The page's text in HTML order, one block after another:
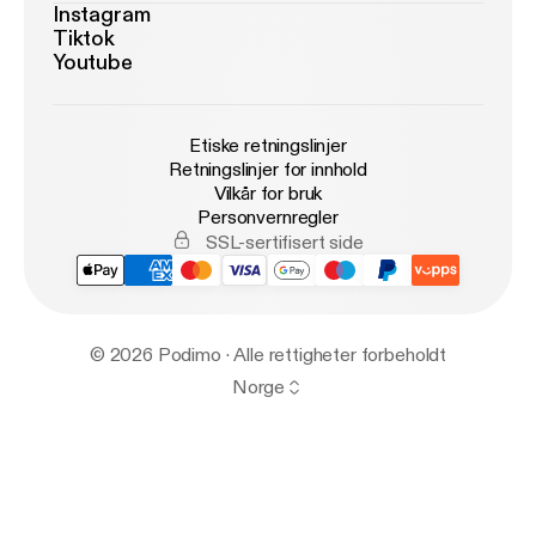
Instagram
Tiktok
Youtube
Etiske retningslinjer
Retningslinjer for innhold
Vilkår for bruk
Personvernregler
SSL-sertifisert side
© 2026 Podimo · Alle rettigheter forbeholdt
Norge